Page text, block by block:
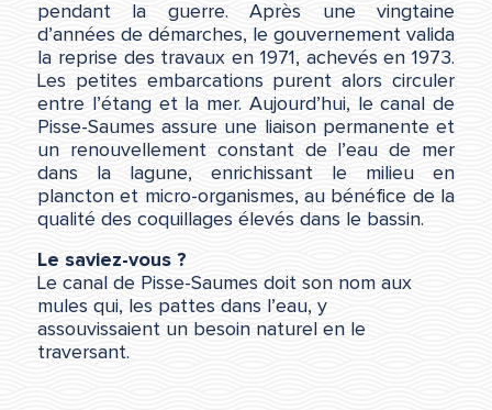
pendant la guerre. Après une vingtaine
d’années de démarches, le gouvernement valida
la reprise des travaux en 1971, achevés en 1973.
Les petites embarcations purent alors circuler
entre l’étang et la mer. Aujourd’hui, le canal de
Pisse-Saumes assure une liaison permanente et
un renouvellement constant de l’eau de mer
dans la lagune, enrichissant le milieu en
plancton et micro-organismes, au bénéfice de la
qualité des coquillages élevés dans le bassin.
Le saviez-vous ?
Le canal de Pisse-Saumes doit son nom aux
mules qui, les pattes dans l’eau, y
assouvissaient un besoin naturel en le
traversant.